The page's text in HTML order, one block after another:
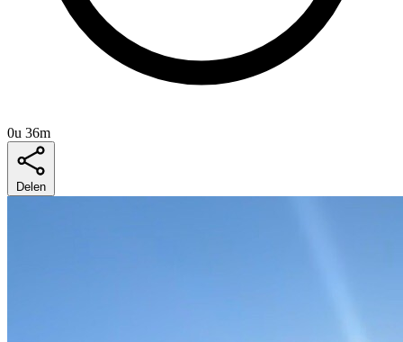
0u 36m
Delen